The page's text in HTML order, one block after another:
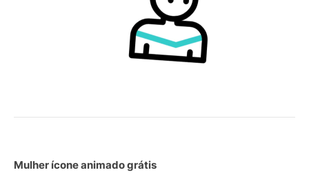
Mulher ícone animado grátis